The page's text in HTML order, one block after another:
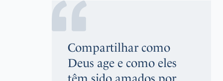
Compartilhar como
Deus age e como eles